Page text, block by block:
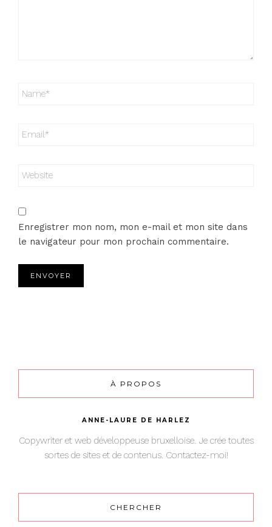
Enregistrer mon nom, mon e-mail et mon site dans
le navigateur pour mon prochain commentaire.
À PROPOS
ANNE-LAURE DE HARLEZ
Copywriter et web développeuse bruxelloise. Je crée toutes
sortes de sites et de contenus. Contactez-moi!
CHERCHER